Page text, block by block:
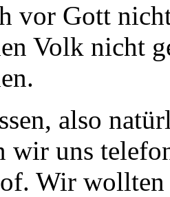
vor Gott
Volk nicht
also
wir uns
Wir wollten